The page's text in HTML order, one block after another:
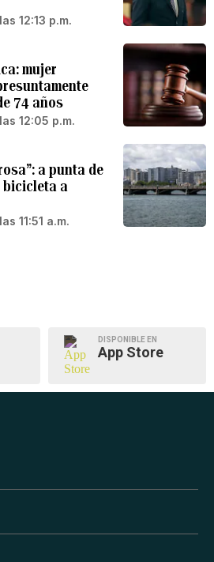
12:13 p.m.
mujer
74 años
12:05 p.m.
a punta de
bicicleta a
11:51 a.m.
DISPONIBLE EN
App Store